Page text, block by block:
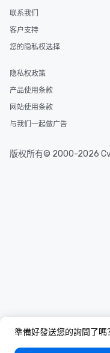
準備好發送您的詢問了嗎
联系我们
客户支持
您的隐私权选择
隐私权政策
产品使用条款
网站使用条款
与我们一起做广告
版权所有© 2000-2026